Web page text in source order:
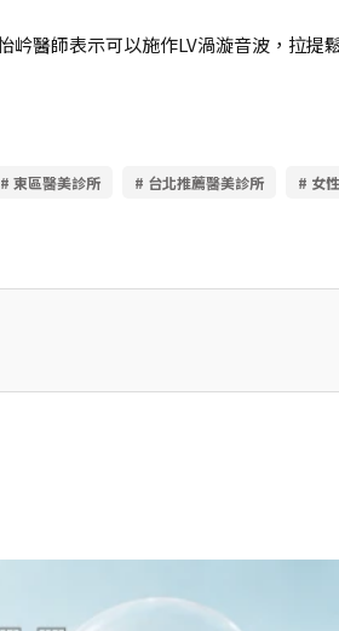
醫師表示可以施作LV渦漩音波，拉提
# 東區醫美診所 # 台北推薦醫美診所 # 女